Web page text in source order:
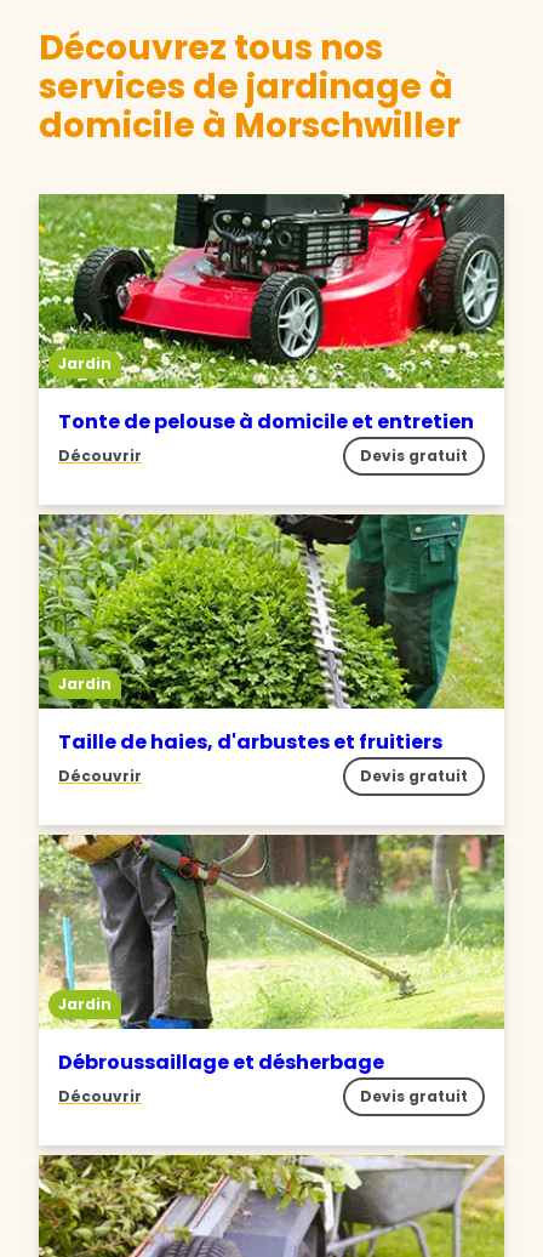
Découvrez tous nos
services de jardinage à
domicile à Morschwiller
Jardin
Tonte de pelouse à domicile et entretien
Découvrir Devis gratuit
Jardin
Taille de haies, d'arbustes et fruitiers
Découvrir Devis gratuit
Jardin
Débroussaillage et désherbage
Découvrir Devis gratuit